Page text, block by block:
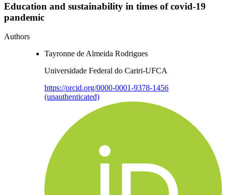
Education and sustainability in times of covid-19
pandemic
Authors
Tayronne de Almeida Rodrigues
Universidade Federal do Cariri-UFCA
https://orcid.org/0000-0001-9378-1456
(unauthenticated)